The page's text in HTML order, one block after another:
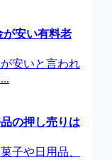
安い有料老
安いと言われ
の押し売りは
子や日用品、